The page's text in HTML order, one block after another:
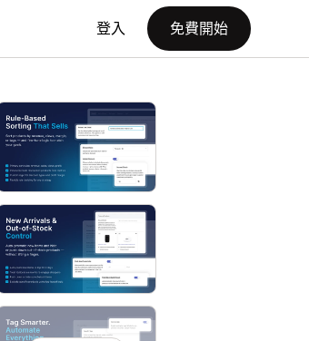
登入 免費開始